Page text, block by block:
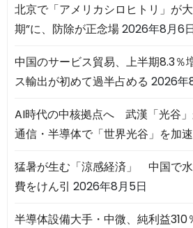
北京で「アメリカシロヒトリ」が
期”に、防除が正念場2026年8月6
中国のサービス貿易、上半期8.3
ス輸出が初めて過半占める 2026年
AI時代の中核拠点へ 武漢「光谷
通信・半導体で「世界光谷」を加速
猛暑が生む「涼感経済」 中国で
費をけん引 2026年8月5日
半導体設備大手・中微、純利益